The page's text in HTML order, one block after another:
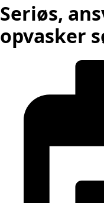
Seriøs,
opvasker